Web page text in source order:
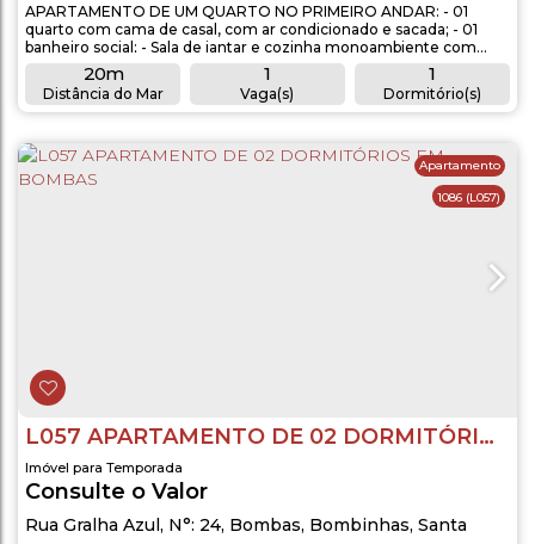
1
Dormitório(s)
1 1
1
Vaga(s)
20m
Distância do Mar
APARTAMENTO DE UM QUARTO NO PRIMEIRO ANDAR: - 01
quarto com cama de casal, com ar condicionado e sacada; - 01
banheiro social; - Sala de jantar e cozinha monoambiente com
sacada; - Sala com Smart Tv, sofá cama para 2 pessoas; -
Aproximadamente 20 metros do mar. OBSERVAÇÕES: -
Acomodação para 03 pessoas; - 01 vaga de garagem coberta
(carro grande); - Permitido animal de pequeno porte; -...
1086 (L057)
Apartamento
L057 APARTAMENTO DE 02 DORMITÓRIOS EM BOMBAS
Consulte o Valor
Imóvel para Temporada
Rua Gralha Azul, N°: 24, Bombas, Bombinhas, Santa